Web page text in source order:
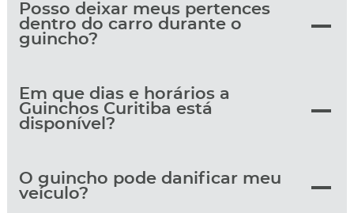
Posso deixar meus pertences
dentro do carro durante o
guincho?
Em que dias e horários a
Guinchos Curitiba está
disponível?
O guincho pode danificar meu
veículo?